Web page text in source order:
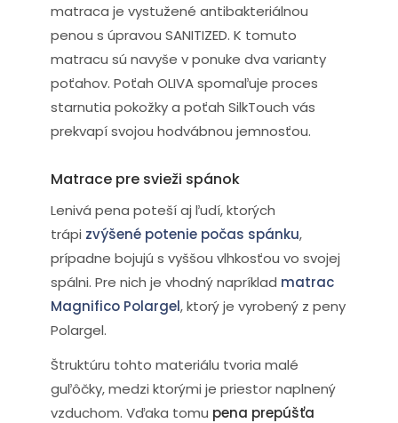
matraca je vystužené antibakteriálnou
penou s úpravou SANITIZED. K tomuto
matracu sú navyše v ponuke dva varianty
poťahov. Poťah OLIVA spomaľuje proces
starnutia pokožky a poťah SilkTouch vás
prekvapí svojou hodvábnou jemnosťou.
Matrace pre svieži spánok
Lenivá pena poteší aj ľudí, ktorých
trápi zvýšené potenie počas spánku,
prípadne bojujú s vyššou vlhkosťou vo svojej
spálni. Pre nich je vhodný napríklad matrac
Magnifico Polargel, ktorý je vyrobený z peny
Polargel.
Štruktúru tohto materiálu tvoria malé
guľôčky, medzi ktorými je priestor naplnený
vzduchom. Vďaka tomu pena prepúšťa